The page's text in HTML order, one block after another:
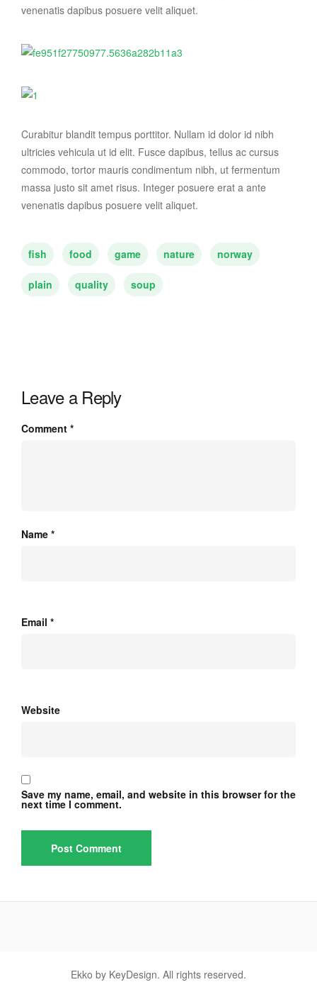
venenatis dapibus posuere velit aliquet.
Curabitur blandit tempus porttitor. Nullam id dolor id nibh
ultricies vehicula ut id elit. Fusce dapibus, tellus ac cursus
commodo, tortor mauris condimentum nibh, ut fermentum
massa justo sit amet risus. Integer posuere erat a ante
venenatis dapibus posuere velit aliquet.
fish food game nature norway
plain quality soup
Leave a Reply
Comment *
Name *
Email *
Website
Save my name, email, and website in this browser for the
next time I comment.
Ekko by KeyDesign. All rights reserved.